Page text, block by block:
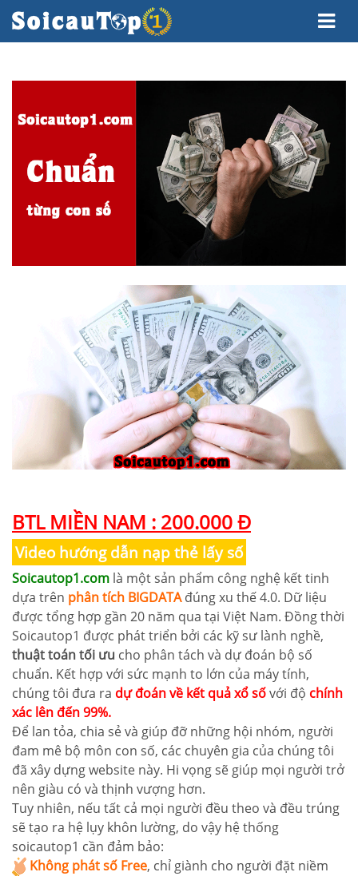
BTL MIỀN NAM : 200.000 Đ
Video hướng dẫn nạp thẻ lấy số
Soicautop1.com là một sản phẩm công nghệ kết tinh
dựa trên phân tích BIGDATAđúng xu thế 4.0. Dữ liệu
được tổng hợp gần 20 năm qua tại Việt Nam. Đồng thời
Soicautop1 được phát triển bởi các kỹ sư lành nghề,
thuật toán tối ưu cho phân tách và dự đoán bộ số
chuẩn. Kết hợp với sức mạnh to lớn của máy tính,
chúng tôi đưa ra dự đoán về kết quả xổ sốvới độ chính
xác lên đến 99%.
Để lan tỏa, chia sẻ và giúp đỡ những hội nhóm, người
đam mê bộ môn con số, các chuyên gia của chúng tôi
đã xây dựng website này. Hi vọng sẽ giúp mọi người trở
nên giàu có và thịnh vượng hơn.
Tuy nhiên, nếu tất cả mọi người đều theo và đều trúng
sẽ tạo ra hệ lụy khôn lường, do vậy hệ thống
soicautop1 cần đảm bảo:
Không phát số Free, chỉ giành cho người đặt niềm